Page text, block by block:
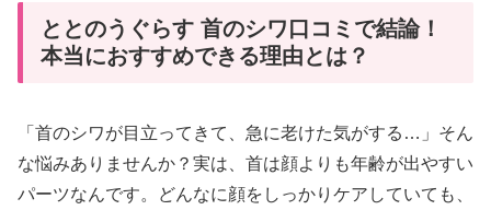
ととのうぐらす 首のシワ口コミで結論！
本当におすすめできる理由とは？
「首のシワが目立ってきて、急に老けた気がする…」そん
な悩みありませんか？実は、首は顔よりも年齢が出やすい
パーツなんです。どんなに顔をしっかりケアしていても、